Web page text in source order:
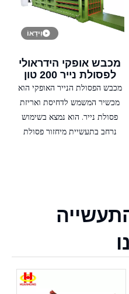
תהליך דחיסה חלק ויעיל.
וִידֵאוֹ
מכבש אופקי הידראולי
לפסולת נייר 200 טון
מכבש הפסולת הנייר האופקי הוא
מכשיר המשמש לדחיסת ואריזת
פסולת נייר. הוא נמצא בשימוש
נרחב בתעשיית מיחזור פסולת